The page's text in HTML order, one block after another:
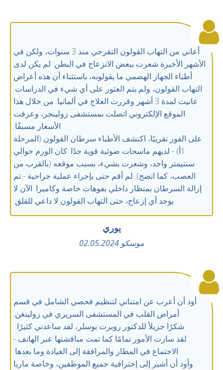
أعاني من التهاب القولون التقرحي منذ 3 سنوات، ولكن في
الأشهر الأخيرة شعرت ببعض الانزعاج في البطن. لم يكن لدى
أطباء الجهاز الهضمي ما يقولونه، باستثناء أن هذه أعراض
التهاب القولون، ولم يتم العثور على أي شيء في الدراسات.
عانيت لمدة 3 أشهر وقررت العلاج في ألمانيا. من خلال هذا
الموقع الإلكتروني اتصلت بمستشفى زولينجر، وعرفت
الأسعار مسبقًا.
على الفور تقريبًا، اكتشف الأطباء سرطان القولون (المرحلة
1أ) - لديهم ماسحات ضوئية قوية جدًا. كان الورم حوالي
سنتيمتر واحد، وشعرت بشيء، بسبب موقعه (بالقرب من
العصب، كما اتضح). لم أقم حتى بإجراء عملية جراحية - تم
إزالة السرطان بمنظار داخلي بفوهات خاصة وكاميرا. الآن لا
يوجد أي إزعاج، حتى التهاب القولون لا داعي للقلق.
يوري
موسكو 02.05.2024
أود أن أعرب عن امتناني لتنظيم فحصي الشامل في قسم
أمراض القلب في المستشفى السريري في زولينغن.
شكرًا جزيلاً للدكتور روبرت بوسلر، لقد ساعدني كثيرًا.
لقد سارت الأمور تمامًا كما تمت مناقشتها عبر الهاتف -
الاجتماع في المطار والمرافقة إلى العيادة وما بعدها.
وأود أن أشير إلى إحترافية جميع الموظفين، وخاصة ماريا